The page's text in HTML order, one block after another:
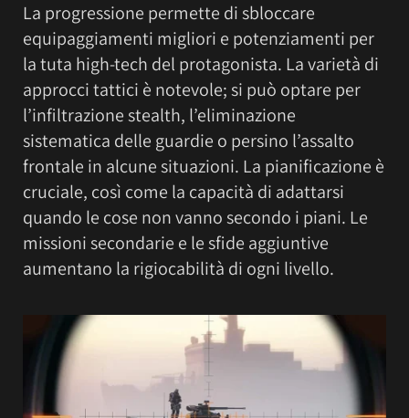
La progressione permette di sbloccare
equipaggiamenti migliori e potenziamenti per
la tuta high-tech del protagonista. La varietà di
approcci tattici è notevole; si può optare per
l’infiltrazione stealth, l’eliminazione
sistematica delle guardie o persino l’assalto
frontale in alcune situazioni. La pianificazione è
cruciale, così come la capacità di adattarsi
quando le cose non vanno secondo i piani. Le
missioni secondarie e le sfide aggiuntive
aumentano la rigiocabilità di ogni livello.